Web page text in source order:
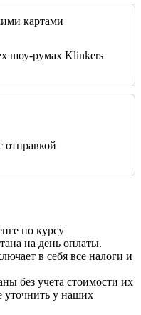
картами
шоу-румах Klinkers
отправкой
по курсу
на день оплаты.
в себя все налоги и
без учета стоимости их
уточнить у наших